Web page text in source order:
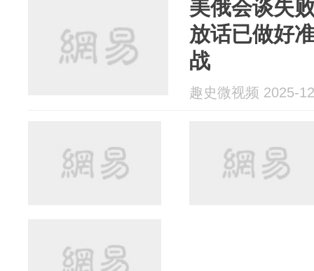
美俄会谈失
放话已做好
战
趣史微视频 2025-